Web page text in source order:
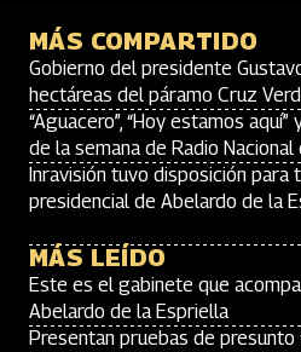
MÁS COMPARTIDO
Gobierno del presidente
hectáreas del páramo Cruz
“Aguacero”, “Hoy estamos
de la semana de Radio
Inravisión tuvo disposición para
presidencial de Abelardo de la
MÁS LEÍDO
Este es el gabinete que
Abelardo de la Espriella
Presentan pruebas de